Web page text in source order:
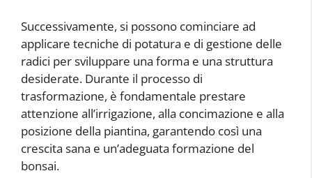
Successivamente, si possono cominciare ad
applicare tecniche di potatura e di gestione delle
radici per sviluppare una forma e una struttura
desiderate. Durante il processo di
trasformazione, è fondamentale prestare
attenzione all’irrigazione, alla concimazione e alla
posizione della piantina, garantendo così una
crescita sana e un’adeguata formazione del
bonsai.